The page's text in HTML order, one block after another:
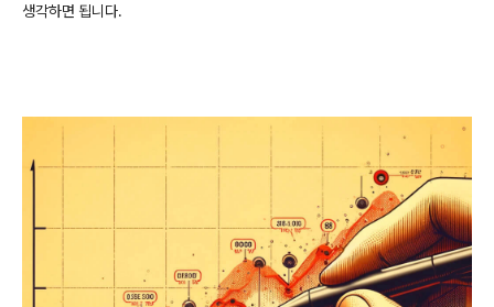
생각하면 됩니다.